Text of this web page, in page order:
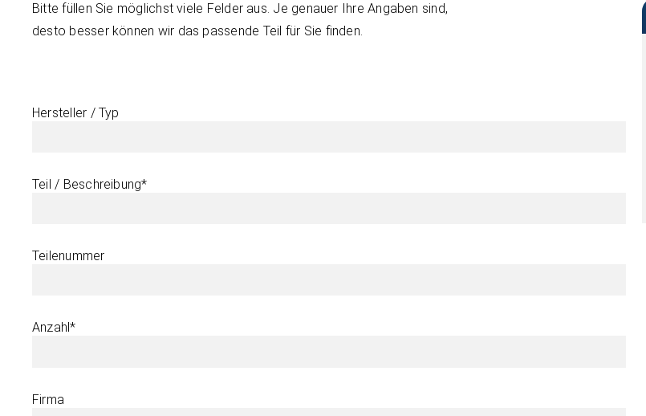
Bitte füllen Sie möglichst viele Felder aus. Je genauer Ihre Angaben sind,
desto besser können wir das passende Teil für Sie finden.
Hersteller / Typ
Teil / Beschreibung*
Teilenummer
Anzahl*
Firma